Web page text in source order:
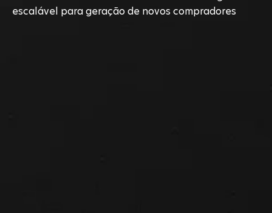
escalável para geração de novos compradores